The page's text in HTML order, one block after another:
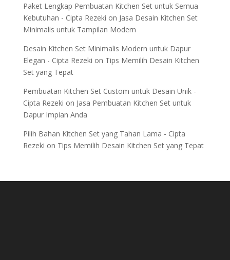
Paket Lengkap Pembuatan Kitchen Set untuk Semua
Kebutuhan - Cipta Rezeki on Jasa Desain Kitchen Set
Minimalis untuk Tampilan Modern
Desain Kitchen Set Minimalis Modern untuk Dapur
Elegan - Cipta Rezeki on Tips Memilih Desain Kitchen
Set yang Tepat
Pembuatan Kitchen Set Custom untuk Desain Unik -
Cipta Rezeki on Jasa Pembuatan Kitchen Set untuk
Dapur Impian Anda
Pilih Bahan Kitchen Set yang Tahan Lama - Cipta
Rezeki on Tips Memilih Desain Kitchen Set yang Tepat